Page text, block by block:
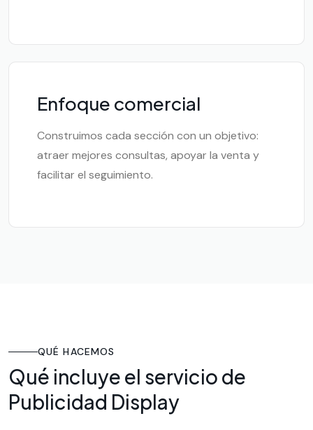
Enfoque comercial
Construimos cada sección con un objetivo:
atraer mejores consultas, apoyar la venta y
facilitar el seguimiento.
QUÉ HACEMOS
Qué incluye el servicio de
Publicidad Display